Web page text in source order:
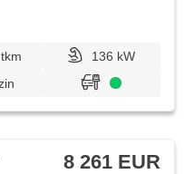
136 kW
8 261 EUR